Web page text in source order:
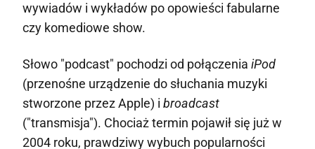
wywiadów i wykładów po opowieści fabularne
czy komediowe show.
Słowo "podcast" pochodzi od połączenia iPod
(przenośne urządzenie do słuchania muzyki
stworzone przez Apple) i broadcast
("transmisja"). Chociaż termin pojawił się już w
2004 roku, prawdziwy wybuch popularności